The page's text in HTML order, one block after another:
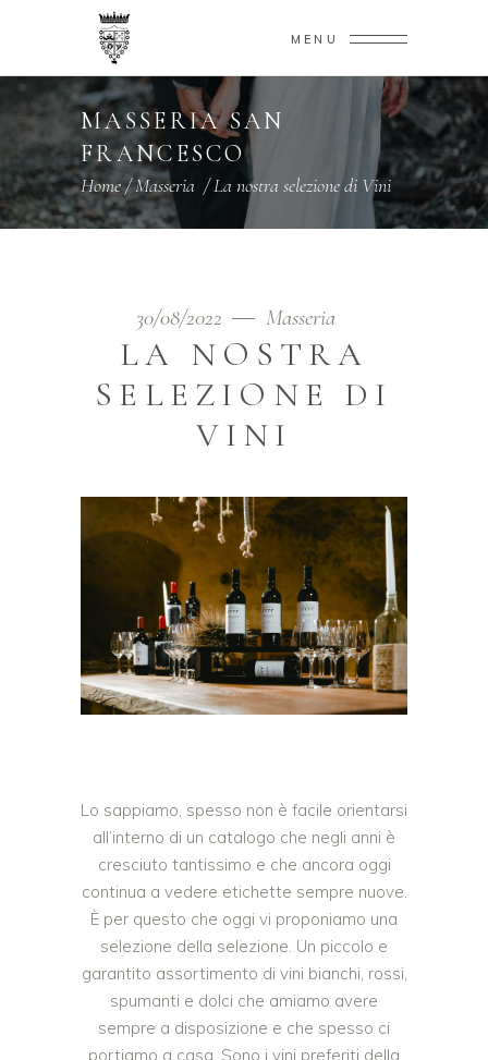
MENU
MASSERIA SAN
FRANCESCO
Home/Masseria /La nostra selezione di Vini
30/08/2022 Masseria
LA NOSTRA
SELEZIONE DI
VINI
Lo sappiamo, spesso non è facile orientarsi
all’interno di un catalogo che negli anni è
cresciuto tantissimo e che ancora oggi
continua a vedere etichette sempre nuove.
È per questo che oggi vi proponiamo una
selezione della selezione. Un piccolo e
garantito assortimento di vini bianchi, rossi,
spumanti e dolci che amiamo avere
sempre a disposizione e che spesso ci
portiamo a casa. Sono i vini preferiti della